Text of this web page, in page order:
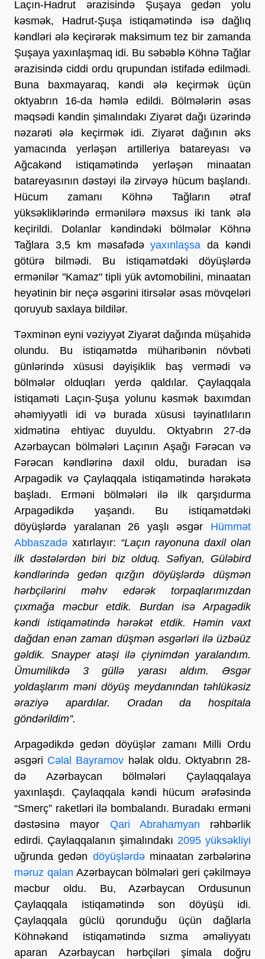
Laçın-Hadrut ərazisində Şuşaya gedən yolu
kəsmək, Hadrut-Şuşa istiqamətində isə dağlıq
kəndləri ələ keçirərək maksimum tez bir zamanda
Şuşaya yaxınlaşmaq idi. Bu səbəblə Köhnə Tağlar
ərazisində ciddi ordu qrupundan istifadə edilmədi.
Buna baxmayaraq, kəndi ələ keçirmək üçün
oktyabrın 16-da həmlə edildi. Bölmələrin əsas
məqsədi kəndin şimalındakı Ziyarət dağı üzərində
nəzarəti ələ keçirmək idi. Ziyarət dağının əks
yamacında yerləşən artilleriya batareyası və
Ağcakənd istiqamətində yerləşən minaatan
batareyasının dəstəyi ilə zirvəyə hücum başlandı.
Hücum zamanı Köhnə Tağların ətraf
yüksəkliklərində ermənilərə məxsus iki tank ələ
keçirildi. Dolanlar kəndindəki bölmələr Köhnə
Tağlara 3,5 km məsafədəyaxınlaşsa da kəndi
götürə bilmədi. Bu istiqamətdəki döyüşlərdə
ermənilər "Kamaz" tipli yük avtomobilini, minaatan
heyətinin bir neçə əsgərini itirsələr əsas mövqeləri
qoruyub saxlaya bildilər.
Təxminən eyni vəziyyət Ziyarət dağında müşahidə
olundu. Bu istiqamətdə müharibənin növbəti
günlərində xüsusi dəyişiklik baş vermədi və
bölmələr olduqları yerdə qaldılar. Çaylaqqala
istiqaməti Laçın-Şuşa yolunu kəsmək baxımdan
əhəmiyyətli idi və burada xüsusi təyinatlıların
xidmətinə ehtiyac duyuldu. Oktyabrın 27-də
Azərbaycan bölmələri Laçının Aşağı Fərəcan və
Fərəcan kəndlərinə daxil oldu, buradan isə
Arpagədik və Çaylaqqala istiqamətində hərəkətə
başladı. Erməni bölmələri ilə ilk qarşıdurma
Arpagədikdə yaşandı. Bu istiqamətdəki
döyüşlərdə yaralanan 26 yaşlı əsgər Hümmət
Abbaszadə xatırlayır: “Laçın rayonuna daxil olan
ilk dəstələrdən biri biz olduq. Səfiyan, Güləbird
kəndlərində gedən qızğın döyüşlərdə düşmən
hərbçilərini məhv edərək torpaqlarımızdan
çıxmağa məcbur etdik. Burdan isə Arpagədik
kəndi istiqamətində hərəkət etdik. Həmin vaxt
dağdan enən zaman düşmən əsgərləri ilə üzbəüz
gəldik. Snayper atəşi ilə çiynimdən yaralandım.
Ümumilikdə 3 güllə yarası aldım. Əsgər
yoldaşlarım məni döyüş meydanından təhlükəsiz
əraziyə apardılar. Oradan da hospitala
göndərildim”.
Arpagədikdə gedən döyüşlər zamanı Milli Ordu
əsgəri Cəlal Bayramov həlak oldu. Oktyabrın 28-
də Azərbaycan bölmələri Çaylaqqalaya
yaxınlaşdı. Çaylaqqala kəndi hücum ərəfəsində
“Smerç” raketləri ilə bombalandı. Buradakı erməni
dəstəsinə mayor Qari Abrahamyan rəhbərlik
edirdi. Çaylaqqalanın şimalındakı 2095 yüksəkliyi
uğrunda gedən döyüşlərdəminaatan zərbələrinə
məruz qalan Azərbaycan bölmələri geri çəkilməyə
məcbur oldu. Bu, Azərbaycan Ordusunun
Çaylaqqala istiqamətində son döyüşü idi.
Çaylaqqala güclü qorunduğu üçün dağlarla
Köhnəkənd istiqamətində sızma əməliyyatı
aparan Azərbaycan hərbçiləri şimala doğru